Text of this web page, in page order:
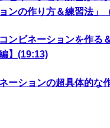
ンの作り方＆練習法」
ンビネーションを作る
】(19:13)
ーションの超具体的な